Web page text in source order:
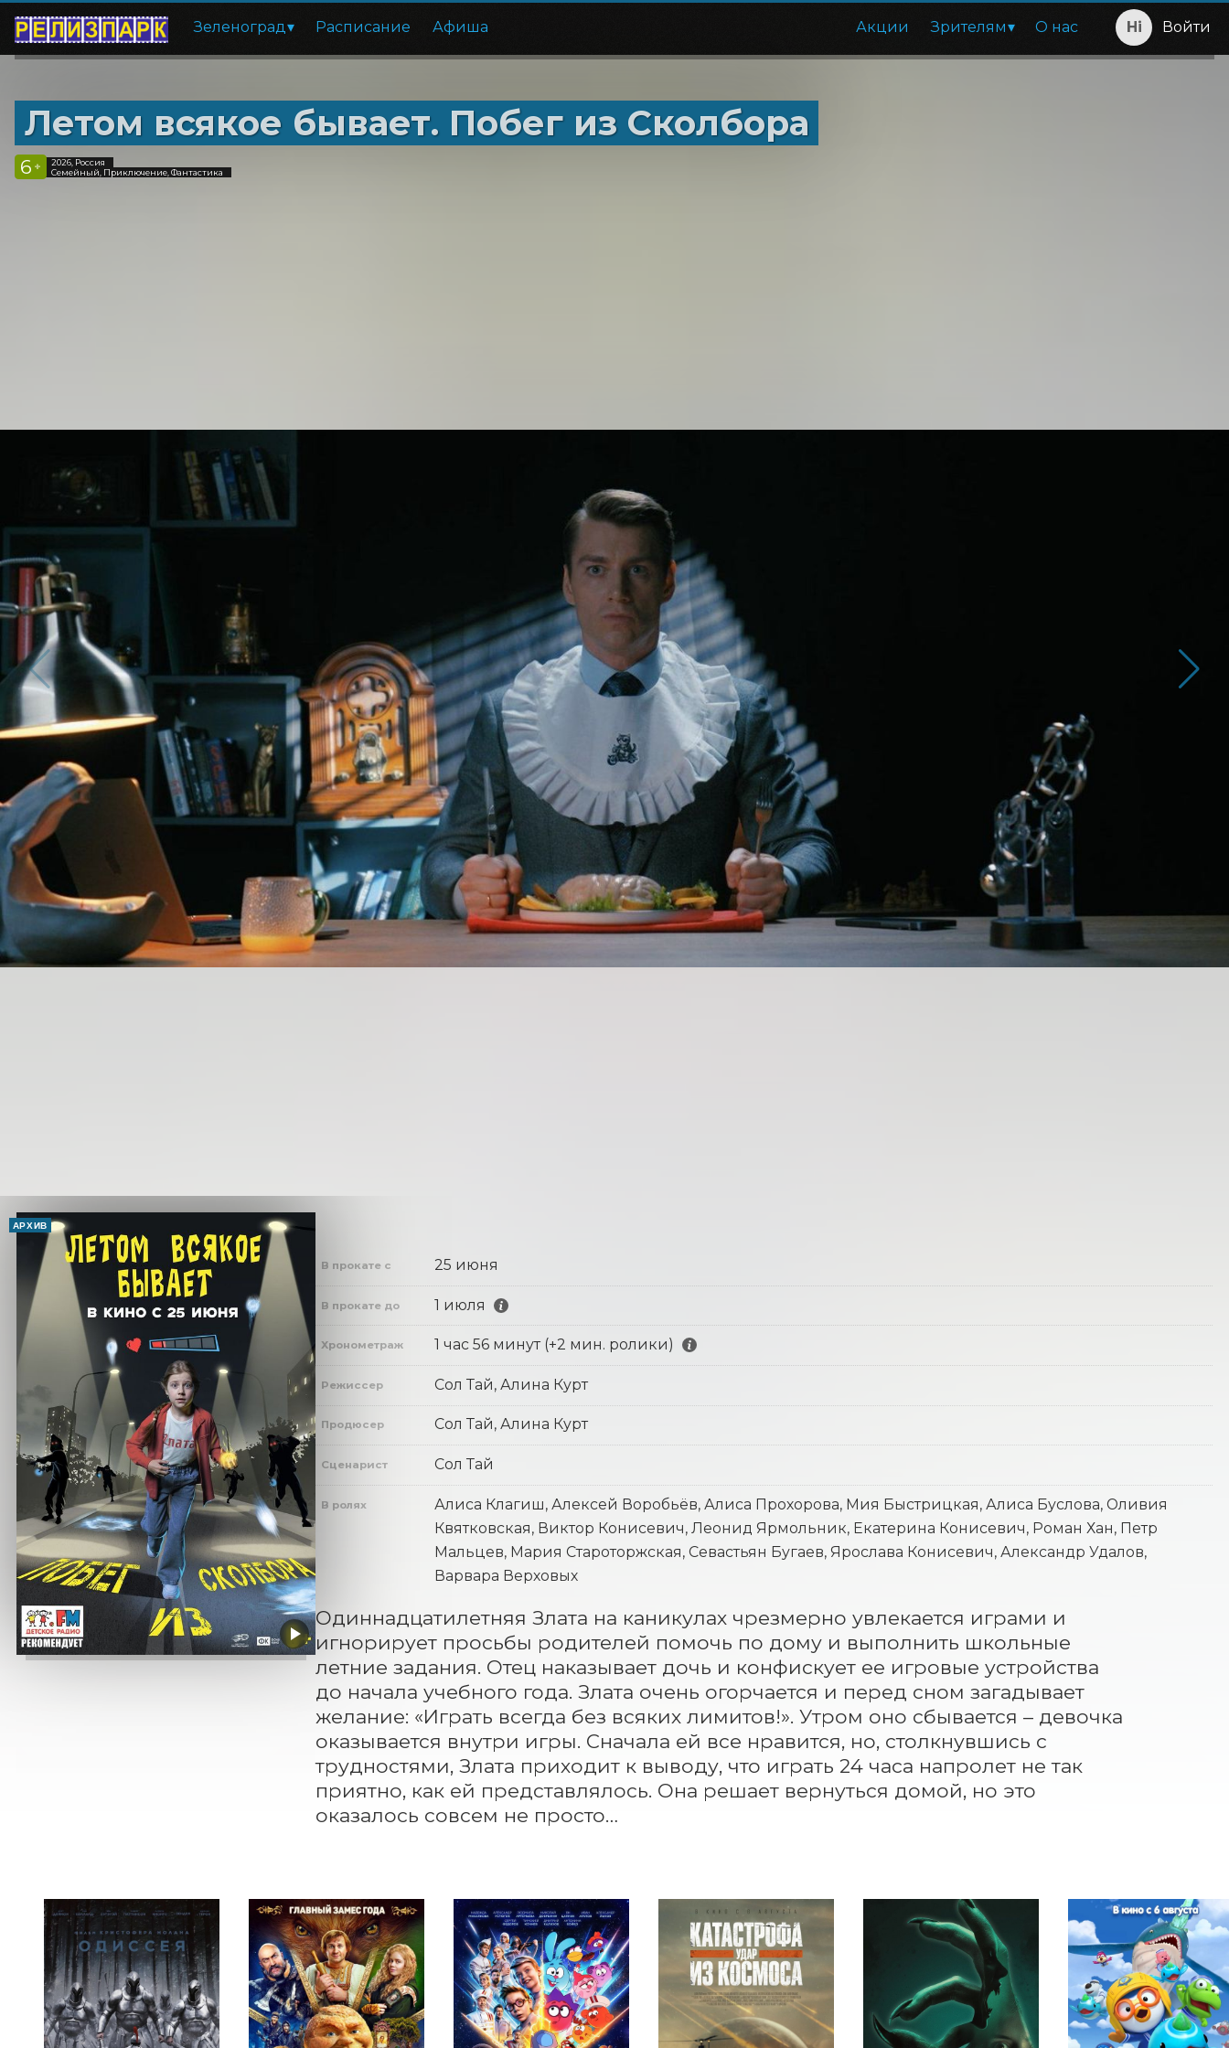
Зеленоград Расписание Афиша Акции Зрителям О нас Войти
Летом всякое бывает. Побег из Сколбора
6 +
2026, Россия
Семейный, Приключение, Фантастика
АРХИВ
В прокате с 25 июня
В прокате до 1 июля
Хронометраж 1 час 56 минут (+2 мин. ролики)
Режиссер Сол Тай, Алина Курт
Продюсер Сол Тай, Алина Курт
Сценарист Сол Тай
В ролях
Алиса Клагиш, Алексей Воробьёв, Алиса Прохорова, Мия Быстрицкая, Алиса Буслова, Оливия
Квятковская, Виктор Конисевич, Леонид Ярмольник, Екатерина Конисевич, Роман Хан, Петр
Мальцев, Мария Староторжская, Севастьян Бугаев, Ярослава Конисевич, Александр Удалов,
Варвара Верховых
Одиннадцатилетняя Злата на каникулах чрезмерно увлекается играми и
игнорирует просьбы родителей помочь по дому и выполнить школьные
летние задания. Отец наказывает дочь и конфискует ее игровые устройства
до начала учебного года. Злата очень огорчается и перед сном загадывает
желание: «Играть всегда без всяких лимитов!». Утром оно сбывается – девочка
оказывается внутри игры. Сначала ей все нравится, но, столкнувшись с
трудностями, Злата приходит к выводу, что играть 24 часа напролет не так
приятно, как ей представлялось. Она решает вернуться домой, но это
оказалось совсем не просто…